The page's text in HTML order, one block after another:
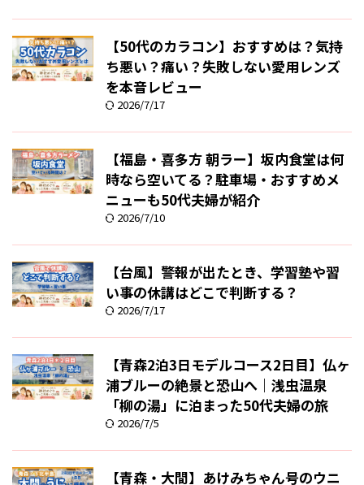
【50代のカラコン】おすすめは？気持
ち悪い？痛い？失敗しない愛用レンズ
を本音レビュー
2026/7/17
【福島・喜多方 朝ラー】坂内食堂は何
時なら空いてる？駐車場・おすすめメ
ニューも50代夫婦が紹介
2026/7/10
【台風】警報が出たとき、学習塾や習
い事の休講はどこで判断する？
2026/7/17
【青森2泊3日モデルコース2日目】仏ヶ
浦ブルーの絶景と恐山へ｜浅虫温泉
「柳の湯」に泊まった50代夫婦の旅
2026/7/5
【青森・大間】あけみちゃん号のウニ